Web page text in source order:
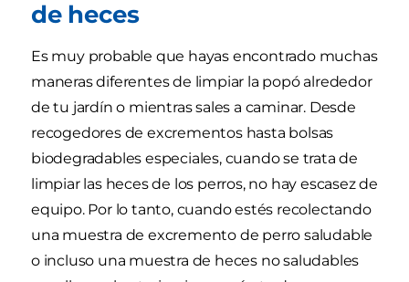
de heces
Es muy probable que hayas encontrado muchas
maneras diferentes de limpiar la popó alrededor
de tu jardín o mientras sales a caminar. Desde
recogedores de excrementos hasta bolsas
biodegradables especiales, cuando se trata de
limpiar las heces de los perros, no hay escasez de
equipo. Por lo tanto, cuando estés recolectando
una muestra de excremento de perro saludable
o incluso una muestra de heces no saludables